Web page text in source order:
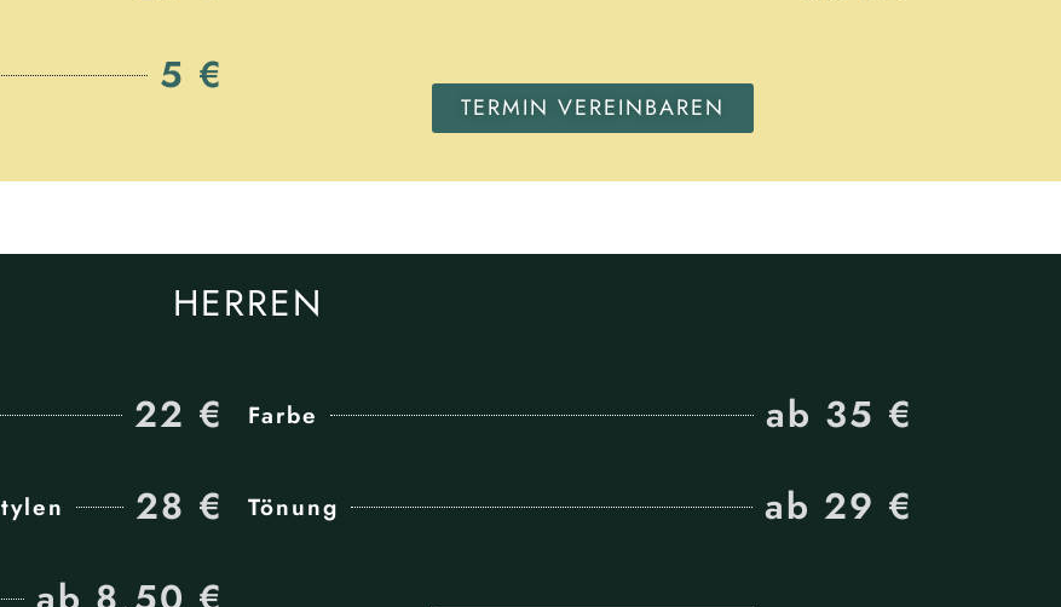
5 €
TERMIN VEREINBAREN
HERREN
22 €
28 €
Farbe ab 35 €
Tönung ab 29 €